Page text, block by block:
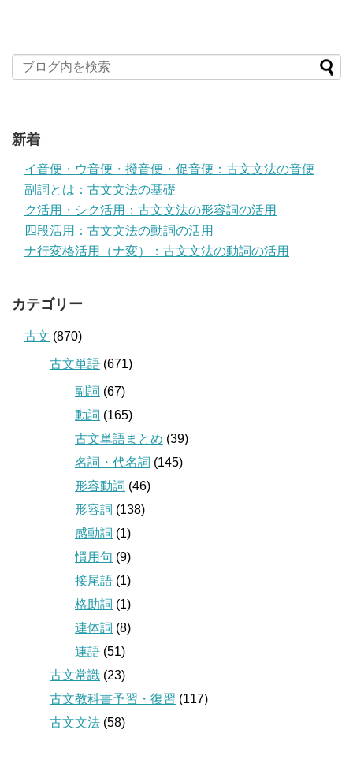
新着
イ音便・ウ音便・撥音便・促音便：古文文法の音便
副詞とは：古文文法の基礎
ク活用・シク活用：古文文法の形容詞の活用
四段活用：古文文法の動詞の活用
ナ行変格活用（ナ変）：古文文法の動詞の活用
カテゴリー
古文 (870)
古文単語 (671)
副詞 (67)
動詞 (165)
古文単語まとめ (39)
名詞・代名詞 (145)
形容動詞 (46)
形容詞 (138)
感動詞 (1)
慣用句 (9)
接尾語 (1)
格助詞 (1)
連体詞 (8)
連語 (51)
古文常識 (23)
古文教科書予習・復習 (117)
古文文法 (58)